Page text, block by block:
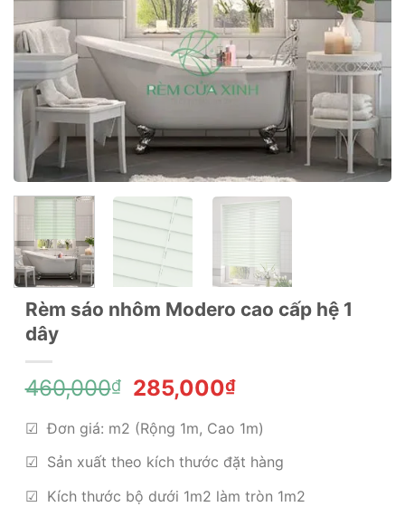
Rèm sáo nhôm Modero cao cấp hệ 1
dây
460,000₫
Giá
là:
460,000₫.
285,000₫Giá
tại
là:
285,000₫.
☑ Đơn giá: m2 (Rộng 1m, Cao 1m)
☑ Sản xuất theo kích thước đặt hàng
☑ Kích thước bộ dưới 1m2 làm tròn 1m2